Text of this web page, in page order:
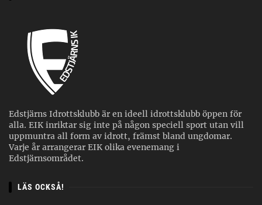
Edstjärns Idrottsklubb är en ideell idrottsklubb öppen för
alla. EIK inriktar sig inte på någon speciell sport utan vill
uppmuntra all form av idrott, främst bland ungdomar.
Varje år arrangerar EIK olika evenemang i
Edstjärnsområdet.
LÄS OCKSÅ!